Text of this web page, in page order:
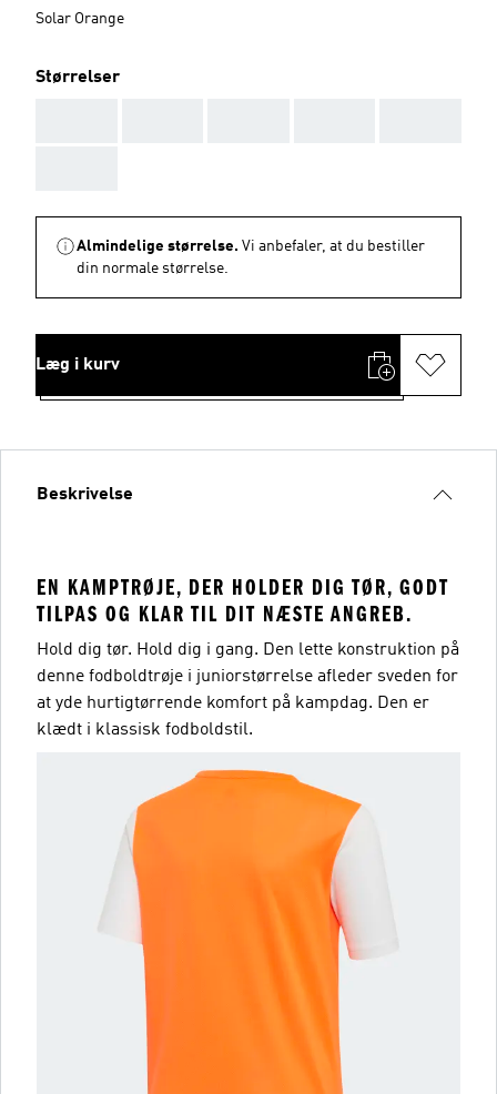
Solar Orange
Størrelser
Almindelige størrelse. Vi anbefaler, at du bestiller
din normale størrelse.
Læg i kurv
Beskrivelse
EN KAMPTRØJE, DER HOLDER DIG TØR, GODT
TILPAS OG KLAR TIL DIT NÆSTE ANGREB.
Hold dig tør. Hold dig i gang. Den lette konstruktion på
denne fodboldtrøje i juniorstørrelse afleder sveden for
at yde hurtigtørrende komfort på kampdag. Den er
klædt i klassisk fodboldstil.